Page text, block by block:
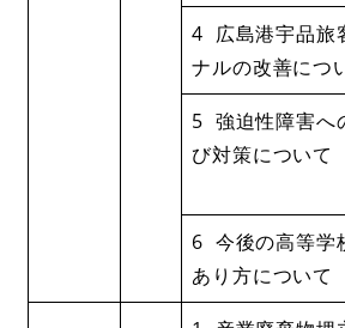
4 広島港宇品旅
ナルの改善につ
5 強迫性障害へ
び対策について
6 今後の高等学
あり方について